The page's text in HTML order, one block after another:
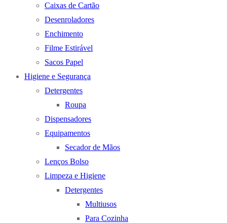
Caixas de Cartão
Desenroladores
Enchimento
Filme Estirável
Sacos Papel
Higiene e Segurança
Detergentes
Roupa
Dispensadores
Equipamentos
Secador de Mãos
Lenços Bolso
Limpeza e Higiene
Detergentes
Multiusos
Para Cozinha